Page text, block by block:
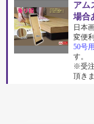
アム
場合
日本
変便
50号用
す。
※受
頂き